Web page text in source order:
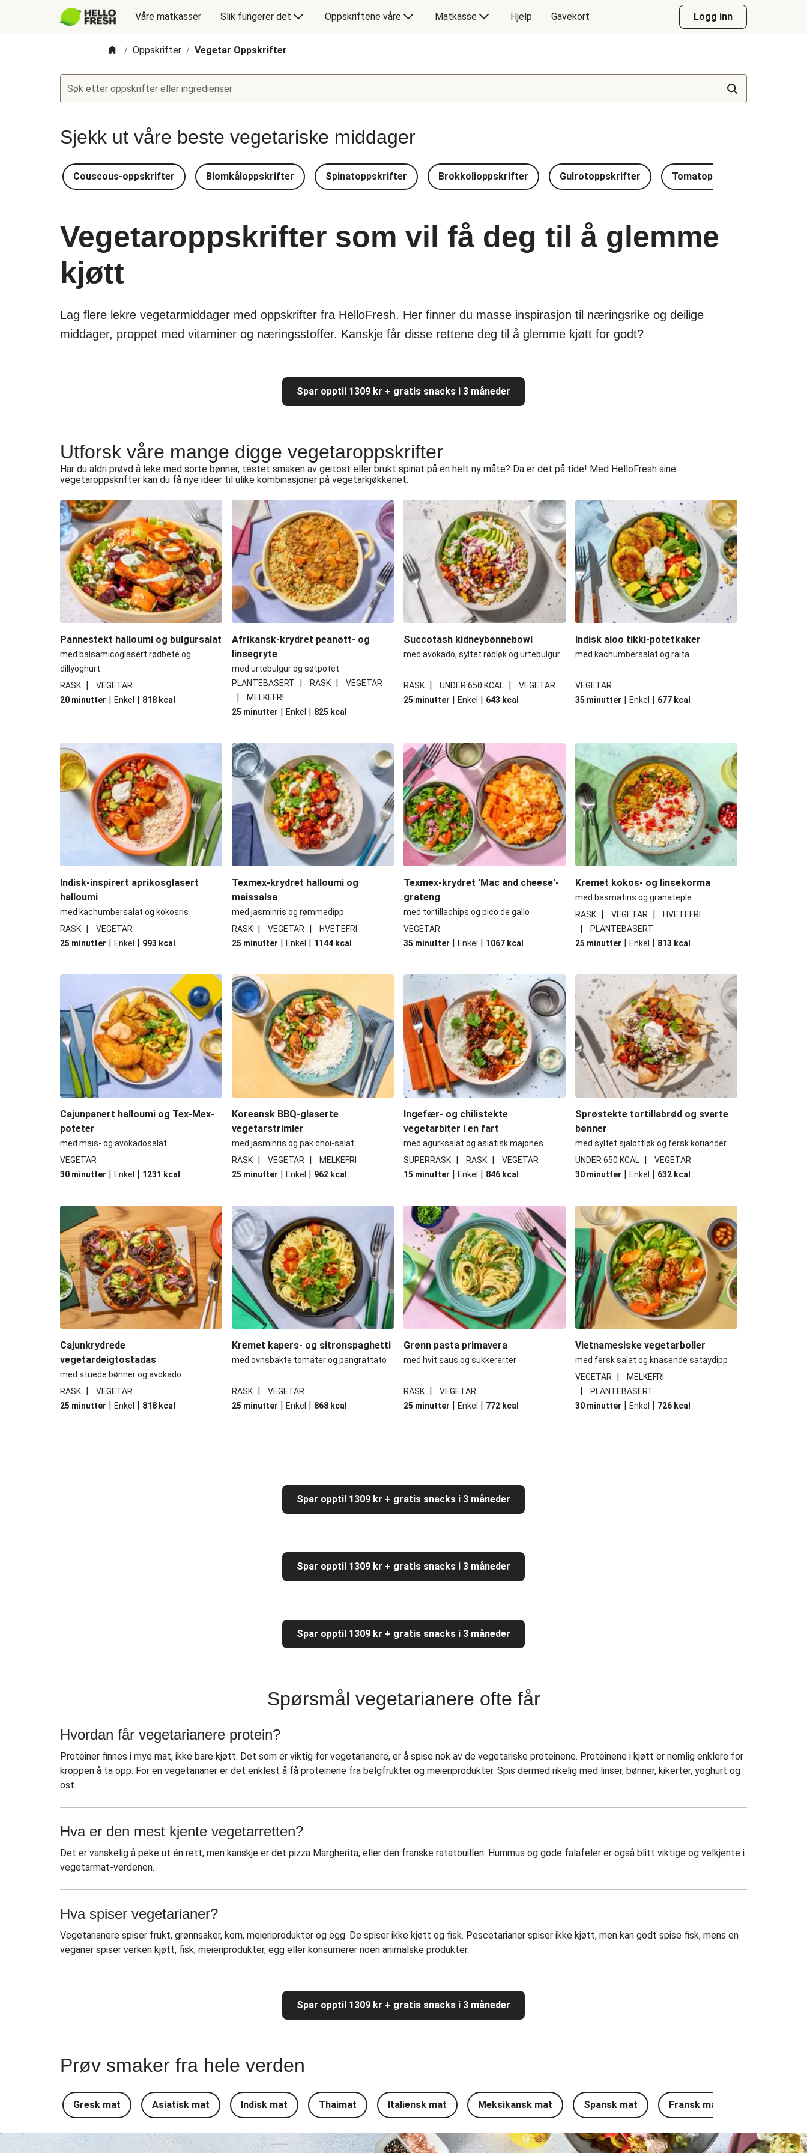
Våre matkasser Slik fungerer det Oppskriftene våre Matkasse Hjelp Gavekort Logg inn
/ Oppskrifter / Vegetar Oppskrifter
Søk etter oppskrifter eller ingredienser
Sjekk ut våre beste vegetariske middager
Couscous-oppskrifter Blomkåloppskrifter Spinatoppskrifter Brokkolioppskrifter Gulrotoppskrifter Tomatoppskrifter
Vegetaroppskrifter som vil få deg til å glemme
kjøtt
Lag flere lekre vegetarmiddager med oppskrifter fra HelloFresh. Her finner du masse inspirasjon til næringsrike og deilige
middager, proppet med vitaminer og næringsstoffer. Kanskje får disse rettene deg til å glemme kjøtt for godt?
Spar opptil 1309 kr + gratis snacks i 3 måneder
Utforsk våre mange digge vegetaroppskrifter
Har du aldri prøvd å leke med sorte bønner, testet smaken av geitost eller brukt spinat på en helt ny måte? Da er det på tide! Med HelloFresh sine
vegetaroppskrifter kan du få nye ideer til ulike kombinasjoner på vegetarkjøkkenet.
Pannestekt halloumi og bulgursalat
med balsamicoglasert rødbete og
dillyoghurt
RASK |
VEGETAR
20 minutter | Enkel | 818 kcal
Afrikansk-krydret peanøtt- og
linsegryte
med urtebulgur og søtpotet
PLANTEBASERT
| RASK | VEGETAR
|
MELKEFRI
25 minutter | Enkel | 825 kcal
Succotash kidneybønnebowl
med avokado, syltet rødløk og urtebulgur
RASK | UNDER 650 KCAL |
VEGETAR
25 minutter | Enkel | 643 kcal
Indisk aloo tikki-potetkaker
med kachumbersalat og raita
VEGETAR
35 minutter | Enkel | 677 kcal
Indisk-inspirert aprikosglasert
halloumi
med kachumbersalat og kokosris
RASK |
VEGETAR
25 minutter | Enkel | 993 kcal
Texmex-krydret halloumi og
maissalsa
med jasminris og rømmedipp
RASK | VEGETAR |
HVETEFRI
25 minutter | Enkel | 1144 kcal
Texmex-krydret 'Mac and cheese'-
grateng
med tortillachips og pico de gallo
VEGETAR
35 minutter | Enkel | 1067 kcal
Kremet kokos- og linsekorma
med basmatiris og granateple
RASK | VEGETAR | HVETEFRI
|
PLANTEBASERT
25 minutter | Enkel | 813 kcal
Cajunpanert halloumi og Tex-Mex-
poteter
med mais- og avokadosalat
VEGETAR
30 minutter | Enkel | 1231 kcal
Koreansk BBQ-glaserte
vegetarstrimler
med jasminris og pak choi-salat
RASK | VEGETAR |
MELKEFRI
25 minutter | Enkel | 962 kcal
Ingefær- og chilistekte
vegetarbiter i en fart
med agurksalat og asiatisk majones
SUPERRASK | RASK |
VEGETAR
15 minutter | Enkel | 846 kcal
Sprøstekte tortillabrød og svarte
bønner
med syltet sjalottløk og fersk koriander
UNDER 650 KCAL |
VEGETAR
30 minutter | Enkel | 632 kcal
Cajunkrydrede
vegetardeigtostadas
med stuede bønner og avokado
RASK |
VEGETAR
25 minutter | Enkel | 818 kcal
Kremet kapers- og sitronspaghetti
med ovnsbakte tomater og pangrattato
RASK |
VEGETAR
25 minutter | Enkel | 868 kcal
Grønn pasta primavera
med hvit saus og sukkererter
RASK |
VEGETAR
25 minutter | Enkel | 772 kcal
Vietnamesiske vegetarboller
med fersk salat og knasende sataydipp
VEGETAR
| MELKEFRI
|
PLANTEBASERT
30 minutter | Enkel | 726 kcal
Spar opptil 1309 kr + gratis snacks i 3 måneder
Spar opptil 1309 kr + gratis snacks i 3 måneder
Spar opptil 1309 kr + gratis snacks i 3 måneder
Spørsmål vegetarianere ofte får
Hvordan får vegetarianere protein?
Proteiner finnes i mye mat, ikke bare kjøtt. Det som er viktig for vegetarianere, er å spise nok av de vegetariske proteinene. Proteinene i kjøtt er nemlig enklere for
kroppen å ta opp. For en vegetarianer er det enklest å få proteinene fra belgfrukter og meieriprodukter. Spis dermed rikelig med linser, bønner, kikerter, yoghurt og
ost.
Hva er den mest kjente vegetarretten?
Det er vanskelig å peke ut én rett, men kanskje er det pizza Margherita, eller den franske ratatouillen. Hummus og gode falafeler er også blitt viktige og velkjente i
vegetarmat-verdenen.
Hva spiser vegetarianer?
Vegetarianere spiser frukt, grønnsaker, korn, meieriprodukter og egg. De spiser ikke kjøtt og fisk. Pescetarianer spiser ikke kjøtt, men kan godt spise fisk, mens en
veganer spiser verken kjøtt, fisk, meieriprodukter, egg eller konsumerer noen animalske produkter.
Spar opptil 1309 kr + gratis snacks i 3 måneder
Prøv smaker fra hele verden
Gresk mat Asiatisk mat Indisk mat Thaimat Italiensk mat Meksikansk mat Spansk mat Fransk mat